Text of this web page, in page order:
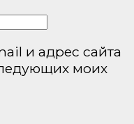
и адрес сайта
моих